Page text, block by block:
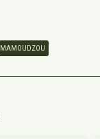
MAMOUDZOU